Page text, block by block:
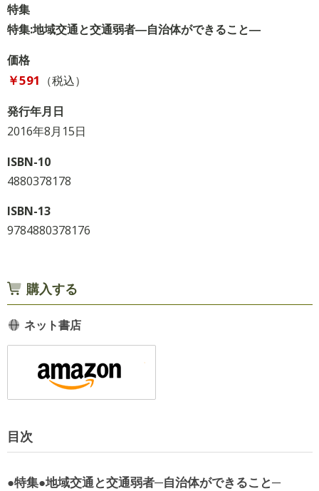
特集
特集:地域交通と交通弱者―自治体ができること―
価格
￥591 （税込）
発行年月日
2016年8月15日
ISBN-10
4880378178
ISBN-13
9784880378176
購入する
ネット書店
目次
●特集●地域交通と交通弱者─自治体ができること─